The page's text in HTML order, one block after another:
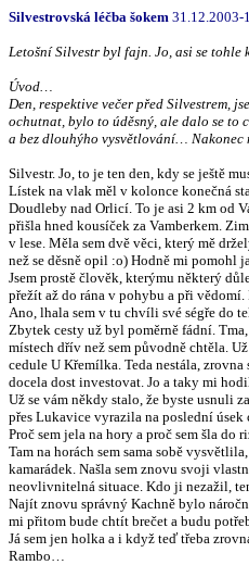
Silvestrovská léčba šokem 31.12.2003-
Letošní Silvestr byl fajn. Jo, asi se
Úvod…
Den, respektive večer před Silvestrem,
ochutnat, bylo to úděsný, ale dalo se to
a bez dlouhýho vysvětlování…
Silvestr. Jo, to je ten den, kdy se ještě
Lístek na vlak měl v kolonce konečná
Doudleby nad Orlicí. To je asi 2 km od
přišla hned kousíček za Vamberkem.
v lese. Měla sem dvě věci, který mě
než se děsně opil :o) Hodně mi
Jsem prostě člověk, kterýmu některý
přežít až do rána v pohybu a při vědomí.
Ano, lhala sem v tu chvíli své ségře do
Zbytek cesty už byl poměrně fádní.
místech dřív než sem původně chtěla.
cedule U Křemílka. Teda nestála,
docela dost investovat. Jo a taky mi
Už se vám někdy stalo, že byste usnuli
přes Lukavice vyrazila na poslední
Proč sem jela na hory a proč sem šla
Tam na horách sem sama sobě
kamarádek. Našla sem znovu svoji
neovlivnitelná situace. Kdo ji nezažil,
Najít znovu správný Kachně bylo
mi přitom bude chtít brečet a budu
Já sem jen holka a i když teď třeba
Rambo…